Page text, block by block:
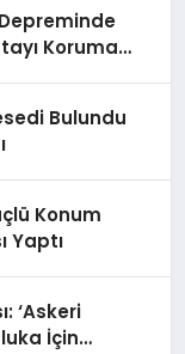
Koruma
Bulundu
Konum
Yaptı
‘Askeri
İçin